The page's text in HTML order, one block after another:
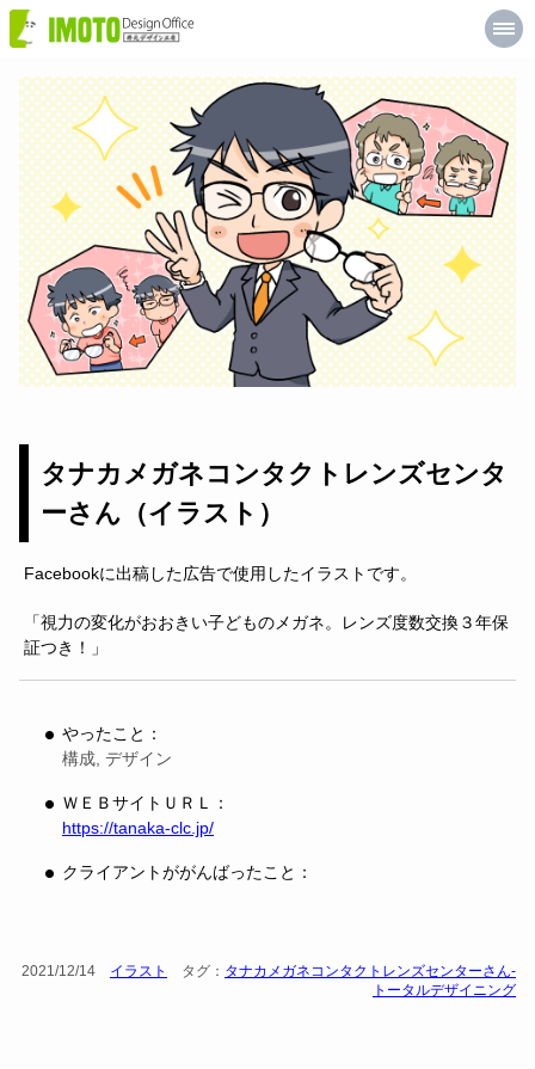
井
デ
タナカメガネコンタクトレンズセンタ
ーさん（イラスト）
Facebookに出稿した広告で使用したイラストです。
「視力の変化がおおきい子どものメガネ。レンズ度数交換３年保
証つき！」
やったこと：
構成, デザイン
ＷＥＢサイトＵＲＬ：
https://tanaka-clc.jp/
クライアントががんばったこと：
2021/12/14 イラスト タグ： タナカメガネコンタクトレンズセンターさん-
トータルデザイニング